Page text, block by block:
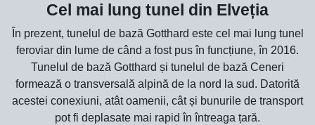
Cel mai lung tunel din Elveția
În prezent, tunelul de bază Gotthard este cel mai lung tunel
feroviar din lume de când a fost pus în funcțiune, în 2016.
Tunelul de bază Gotthard și tunelul de bază Ceneri
formează o transversală alpină de la nord la sud. Datorită
acestei conexiuni, atât oamenii, cât și bunurile de transport
pot fi deplasate mai rapid în întreaga țară.